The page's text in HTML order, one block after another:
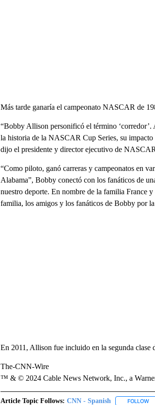
Más tarde ganaría el campeonato NASCAR de
“Bobby Allison personificó el término
la historia de la NASCAR Cup Series, su impacto
dijo el presidente y director ejecutivo de
“Como piloto, ganó carreras y campeonatos en
Alabama”, Bobby conectó con los fanáticos de
nuestro deporte. En nombre de la familia France
familia, los amigos y los fanáticos de Bobby por
En 2011, Allison fue incluido en la segunda
The-CNN-Wire
™ & © 2024 Cable News Network, Inc., a
Article Topic Follows: CNN - Spanish FOLLOW